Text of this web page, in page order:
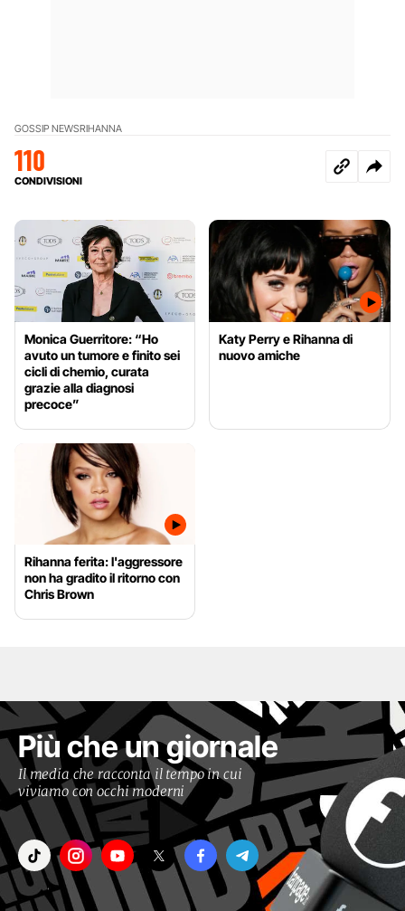
GOSSIP NEWSRIHANNA
110
CONDIVISIONI
Monica Guerritore: “Ho
avuto un tumore e finito sei
cicli di chemio, curata
grazie alla diagnosi
precoce”
Katy Perry e Rihanna di
nuovo amiche
Rihanna ferita: l'aggressore
non ha gradito il ritorno con
Chris Brown
Più che un giornale
Il media che racconta il tempo in cui
viviamo con occhi moderni